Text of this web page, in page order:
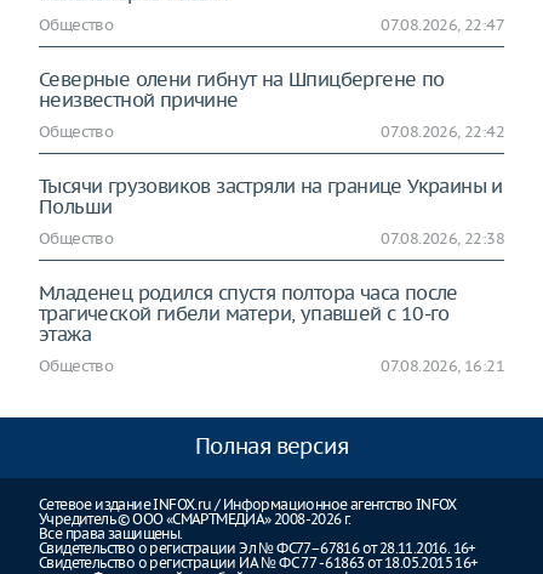
Общество 07.08.2026, 22:47
Северные олени гибнут на Шпицбергене по
неизвестной причине
Общество 07.08.2026, 22:42
Тысячи грузовиков застряли на границе Украины и
Польши
Общество 07.08.2026, 22:38
Младенец родился спустя полтора часа после
трагической гибели матери, упавшей с 10-го
этажа
Общество 07.08.2026, 16:21
Полная версия
Сетевое издание INFOX.ru / Информационное агентство INFOX
Учредитель © ООО «СМАРТМЕДИА» 2008-2026 г.
Все права защищены.
Свидетельство о регистрации Эл № ФС77–67816 от 28.11.2016. 16+
Свидетельство о регистрации ИА № ФС 77 - 61863 от 18.05.2015 16+